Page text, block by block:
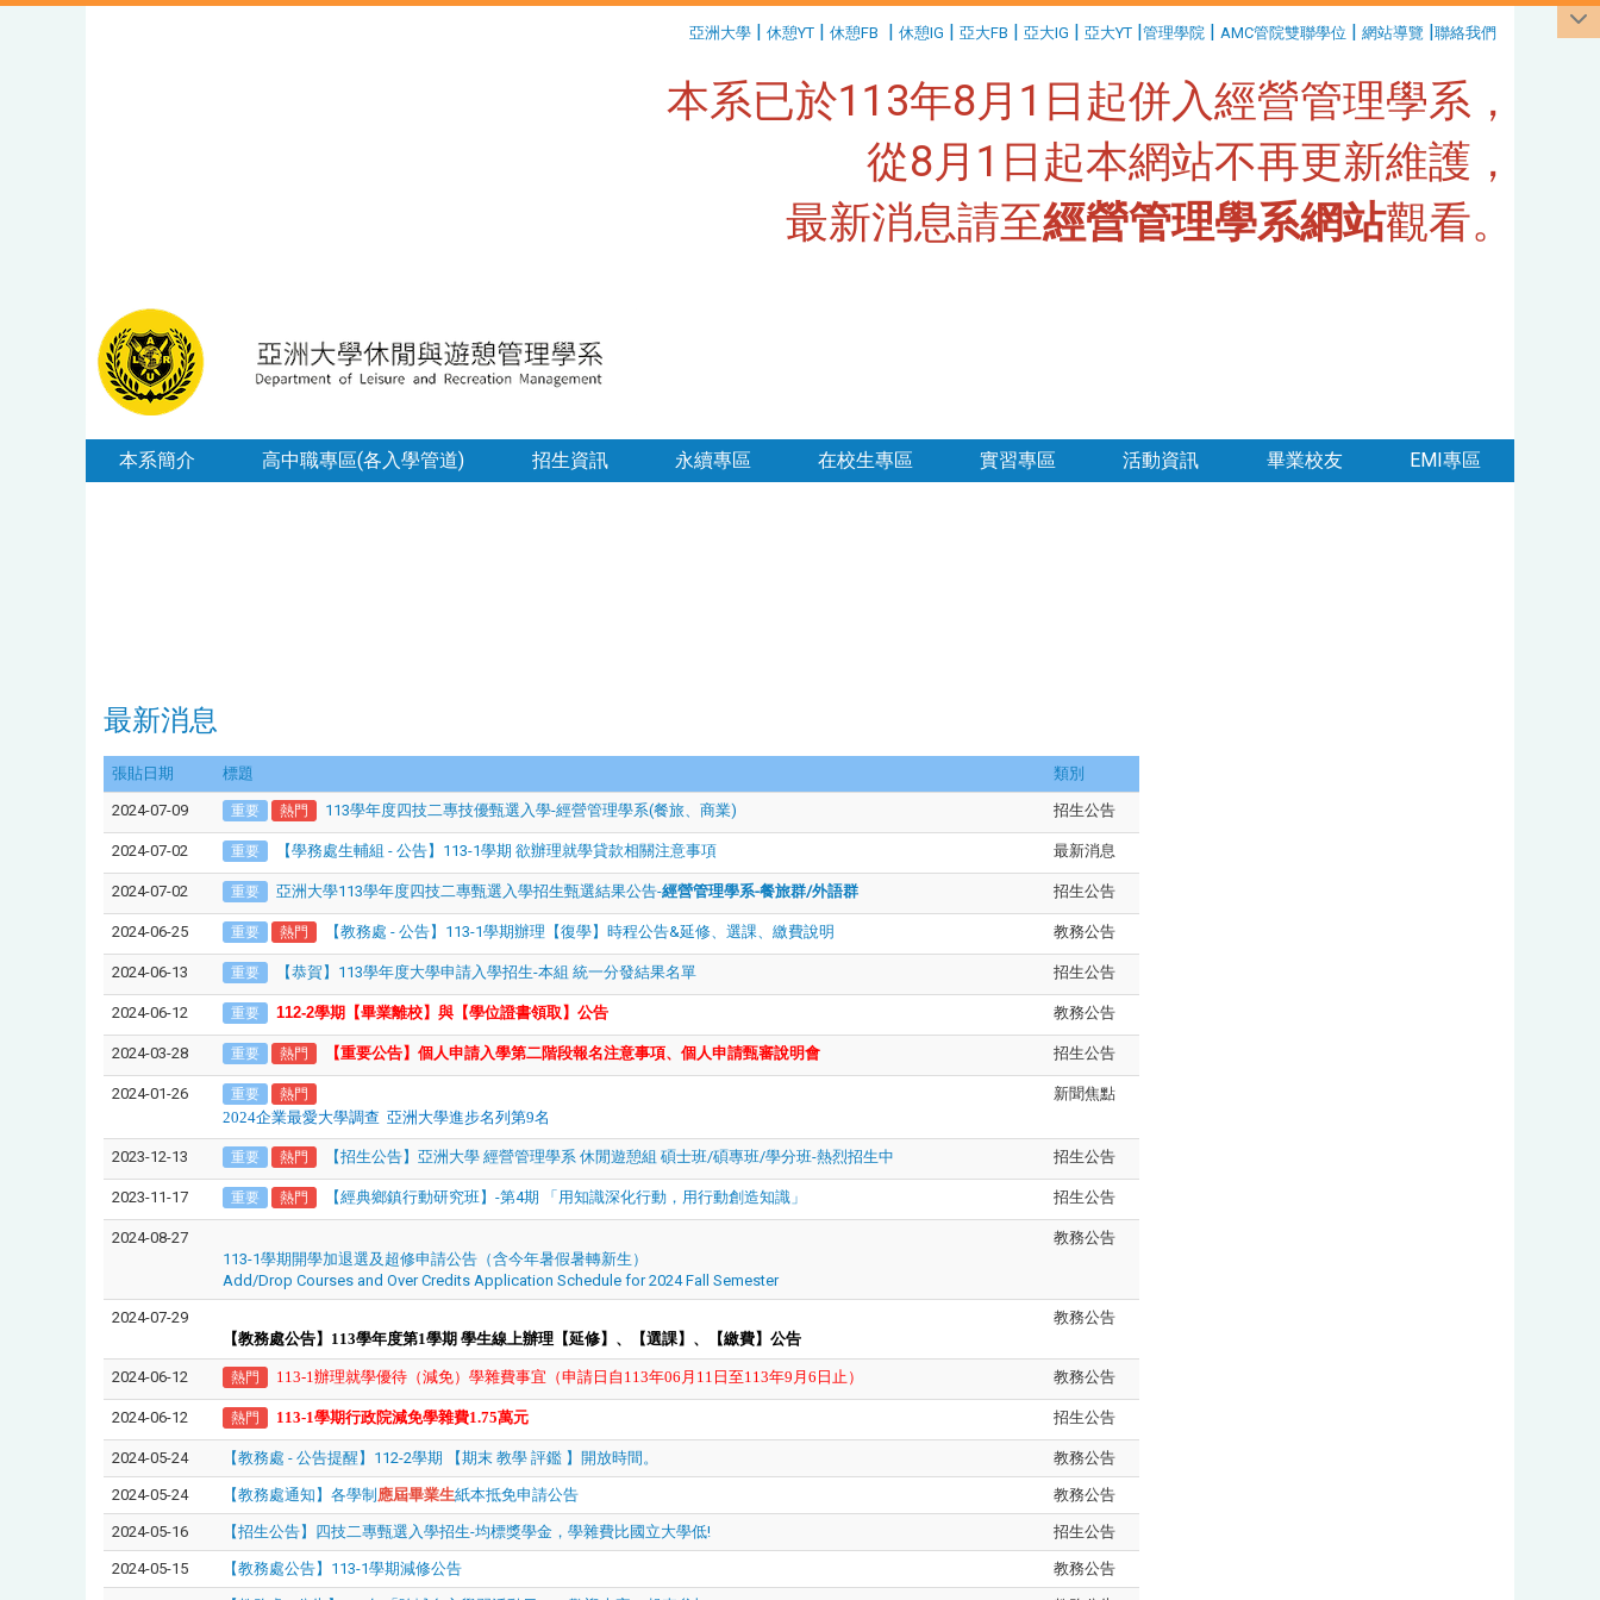
亞洲大學 | 休憩YT | 休憩FB | 休憩IG | 亞大FB | 亞大IG | 亞大YT |管理學院 | AMC管院雙聯學位 | 網站導覽 |聯絡我們
本系已於113年8月1日起併入經營管理學系，
從8月1日起本網站不再更新維護，
最新消息請至經營管理學系網站觀看。
本系簡介 高中職專區(各入學管道) 招生資訊 永續專區 在校生專區 實習專區 活動資訊 畢業校友 EMI專區
最新消息
張貼日期 標題 類別
2024-07-09 重要 熱門 113學年度四技二專技優甄選入學-經營管理學系(餐旅、商業) 招生公告
2024-07-02 重要 【學務處生輔組 - 公告】113-1學期 欲辦理就學貸款相關注意事項 最新消息
2024-07-02 重要 亞洲大學113學年度四技二專甄選入學招生甄選結果公告-經營管理學系-餐旅群/外語群 招生公告
2024-06-25 重要 熱門 【教務處 - 公告】113-1學期辦理【復學】時程公告&延修、選課、繳費說明 教務公告
2024-06-13 重要 【恭賀】113學年度大學申請入學招生-本組 統一分發結果名單 招生公告
2024-06-12 重要 112-2學期【畢業離校】與【學位證書領取】公告 教務公告
2024-03-28 重要 熱門 【重要公告】個人申請入學第二階段報名注意事項、個人申請甄審說明會 招生公告
2024-01-26 重要 熱門
2024企業最愛大學調查 亞洲大學進步名列第9名
新聞焦點
2023-12-13 重要 熱門 【招生公告】亞洲大學 經營管理學系 休閒遊憩組 碩士班/碩專班/學分班-熱烈招生中 招生公告
2023-11-17 重要 熱門 【經典鄉鎮行動研究班】-第4期 「用知識深化行動，用行動創造知識」 招生公告
2024-08-27
113-1學期開學加退選及超修申請公告（含今年暑假暑轉新生）
Add/Drop Courses and Over Credits Application Schedule for 2024 Fall Semester
教務公告
2024-07-29
【教務處公告】113學年度第1學期 學生線上辦理【延修】、【選課】、【繳費】公告
教務公告
2024-06-12 熱門 113-1 辦理就學優待（減免）學雜費事宜（申請日自 113年06 月 11 日至113年9 月6 日止） 教務公告
2024-06-12 熱門 113-1學期行政院減免學雜費1.75萬元 招生公告
2024-05-24 【教務處 - 公告提醒】112-2學期 【期末 教學 評鑑 】開放時間。 教務公告
2024-05-24 【教務處通知】各學制應屆畢業生紙本抵免申請公告 教務公告
2024-05-16 【招生公告】四技二專甄選入學招生-均標獎學金，學雜費比國立大學低! 招生公告
2024-05-15 【教務處公告】113-1學期減修公告 教務公告